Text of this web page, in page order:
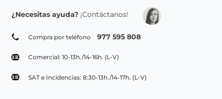
¿Necesitas ayuda? ¡Contáctanos!
Compra por teléfono 977 595 808
Comercial: 10-13h./14-16h. (L-V)
SAT e Incidencias: 8:30-13h./14-17h. (L-V)